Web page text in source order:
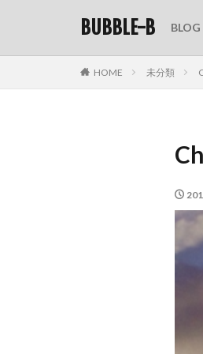
BUBBLE-B BLOG
HOME 未分類